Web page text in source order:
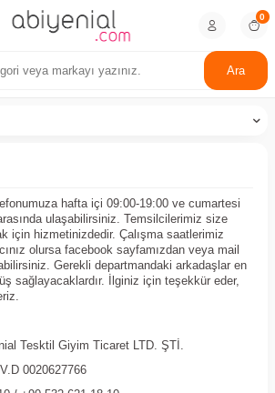
Ara
0
hafta içi 09:00-19:00 ve cumartesi
ulaşabilirsiniz. Temsilcilerimiz size
için hizmetinizdedir. Çalışma saatlerimiz
olursa facebook sayfamızdan veya mail
Gerekli departmandaki arkadaşlar en
sağlayacaklardır. İlginiz için teşekkür eder,
Tesktil Giyim Ticaret LTD. ŞTİ.
0020627766